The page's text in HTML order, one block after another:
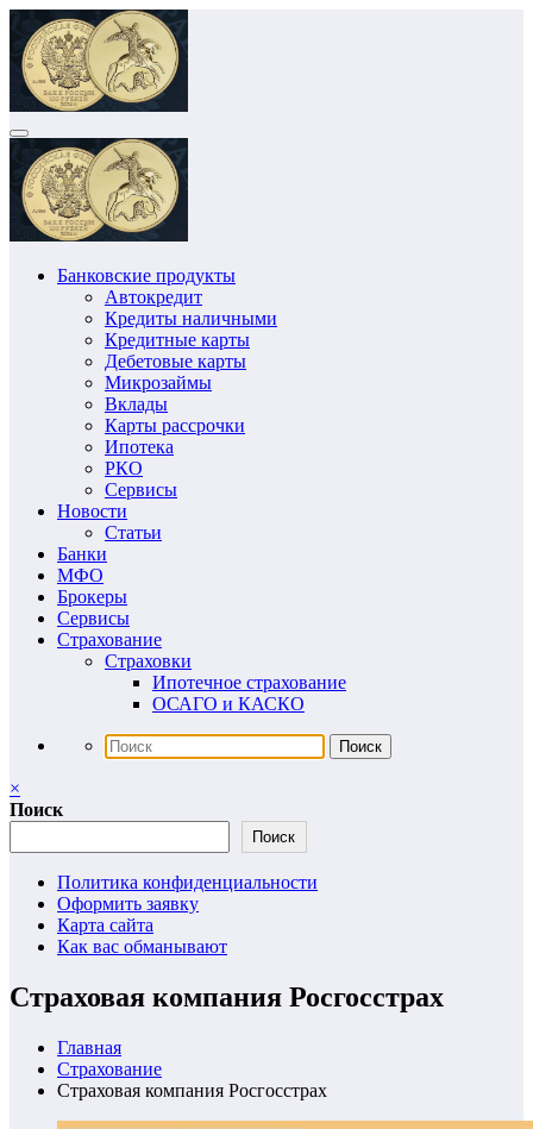
Перейти
содержимому
Банковские продукты
Автокредит
Кредиты наличными
Кредитные карты
Дебетовые карты
Микрозаймы
Вклады
Карты рассрочки
Ипотека
РКО
Сервисы
Новости
Статьи
Банки
МФО
Брокеры
Сервисы
Страхование
Страховки
Ипотечное страхование
ОСАГО и КАСКО
×
Поиск
Поиск
Политика конфиденциальности
Оформить заявку
Карта сайта
Как вас обманывают
Страховая компания Росгосстрах
Главная
Страхование
Страховая компания Росгосстрах